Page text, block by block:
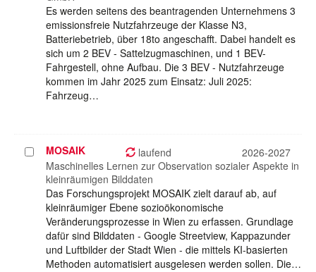
Es werden seitens des beantragenden Unternehmens 3
emissionsfreie Nutzfahrzeuge der Klasse N3,
Batteriebetrieb, über 18to angeschafft. Dabei handelt es
sich um 2 BEV - Sattelzugmaschinen, und 1 BEV-
Fahrgestell, ohne Aufbau. Die 3 BEV - Nutzfahrzeuge
kommen im Jahr 2025 zum Einsatz: Juli 2025:
Fahrzeug…
Projekt
auswählen
MOSAIK laufend
2026-2027
Maschinelles Lernen zur Observation sozialer Aspekte in
kleinräumigen Bilddaten
Das Forschungsprojekt MOSAIK zielt darauf ab, auf
kleinräumiger Ebene sozioökonomische
Veränderungsprozesse in Wien zu erfassen. Grundlage
dafür sind Bilddaten - Google Streetview, Kappazunder
und Luftbilder der Stadt Wien - die mittels KI-basierten
Methoden automatisiert ausgelesen werden sollen. Die…